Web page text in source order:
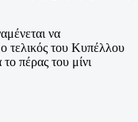
να
τελικός του Κυπέλλου
πέρας του μίνι